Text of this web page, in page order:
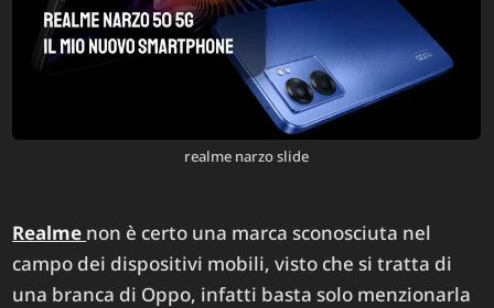
realme narzo slide
Realme non è certo una marca sconosciuta nel
campo dei dispositivi mobili, visto che si tratta di
una branca di Oppo, infatti basta solo menzionarla